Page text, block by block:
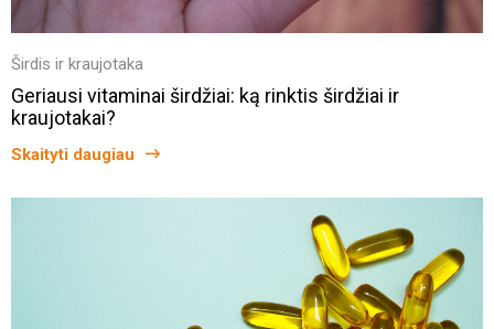
Širdis ir kraujotaka
Geriausi vitaminai širdžiai: ką rinktis širdžiai ir
kraujotakai?
Skaityti daugiau